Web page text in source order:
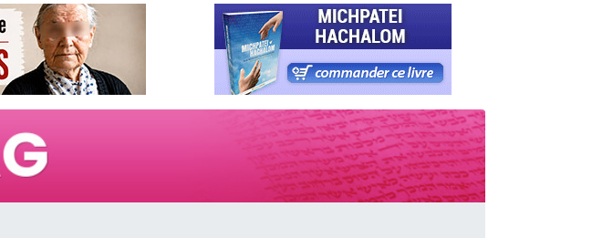
d'Israel
et le Birkat Hamazone à travers le temps